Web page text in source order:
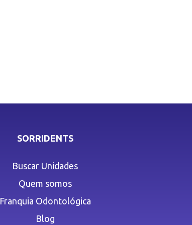
SORRIDENTS
Buscar Unidades
Quem somos
Franquia Odontológica
Blog